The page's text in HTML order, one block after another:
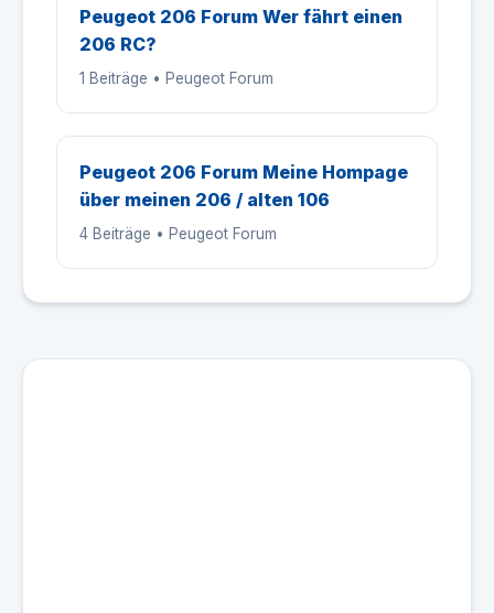
Peugeot 206 Forum Wer fährt einen
206 RC?
1 Beiträge • Peugeot Forum
Peugeot 206 Forum Meine Hompage
über meinen 206 / alten 106
4 Beiträge • Peugeot Forum